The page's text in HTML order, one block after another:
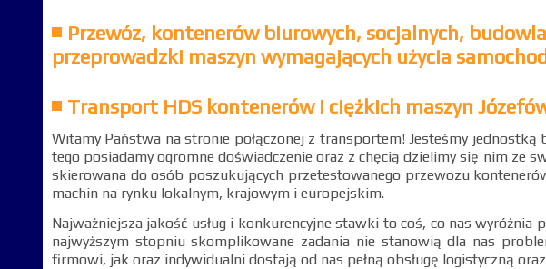
Przewóz, kontenerów biurowych, socjalnych,
przeprowadzki maszyn wymagających użycia
Transport HDS kontenerów i ciężkich maszyn
Witamy Państwa na stronie połączonej z transportem! Jesteśmy
tego posiadamy ogromne doświadczenie oraz z chęcią dzielimy się nim ze
skierowana do osób poszukujących przetestowanego przewozu
machin na rynku lokalnym, krajowym i europejskim.
Najważniejsza jakość usług i konkurencyjne stawki to coś, co nas
najwyższym stopniu skomplikowane zadania nie stanowią dla nas
firmowi, jak oraz indywidualni dostają od nas pełną obsługę logistyczną